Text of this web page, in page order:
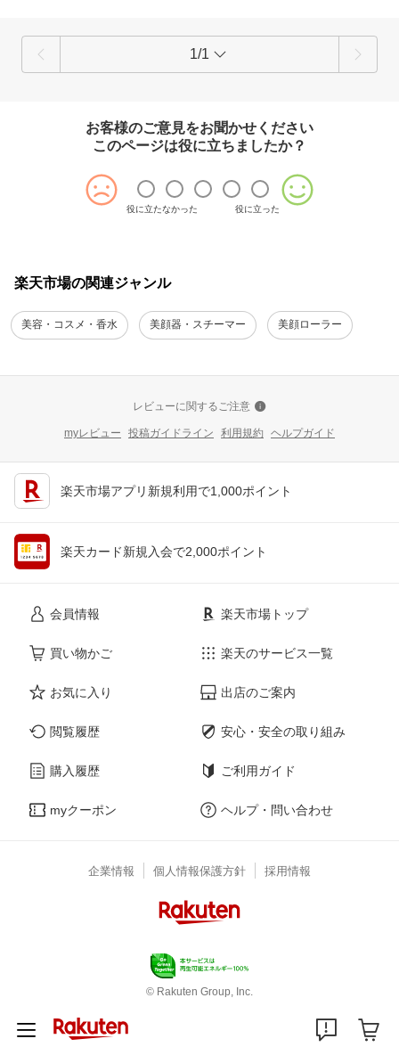
1/1
お客様のご意見をお聞かせください
このページは役に立ちましたか？
役に立たなかった 役に立った
楽天市場の関連ジャンル
美容・コスメ・香水 美顔器・スチーマー 美顔ローラー
レビューに関するご注意
myレビュー 投稿ガイドライン 利用規約 ヘルプガイド
楽天市場アプリ新規利用で1,000ポイント
楽天カード新規入会で2,000ポイント
会員情報
買い物かご
お気に入り
閲覧履歴
購入履歴
myクーポン
楽天市場トップ
楽天のサービス一覧
出店のご案内
安心・安全の取り組み
ご利用ガイド
ヘルプ・問い合わせ
企業情報 個人情報保護方針 採用情報
© Rakuten Group, Inc.